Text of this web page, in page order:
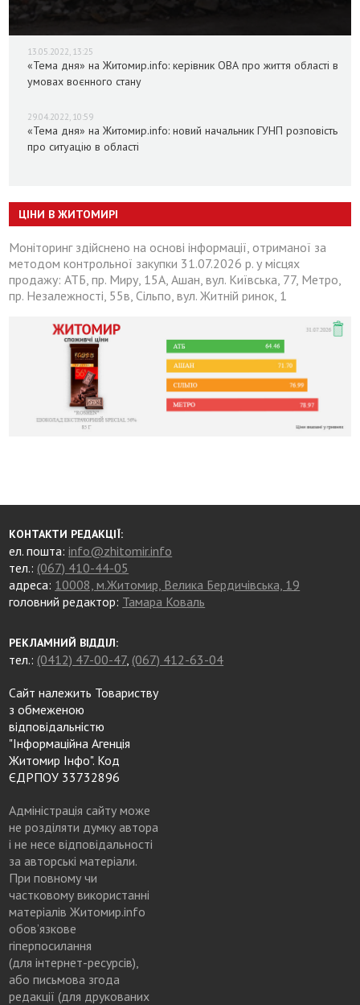
13.05.2022, 13:25
«Тема дня» на Житомир.info: керівник ОВА про життя області в
умовах воєнного стану
29.04.2022, 10:59
«Тема дня» на Житомир.info: новий начальник ГУНП розповість
про ситуацію в області
ЦІНИ В ЖИТОМИРІ
Моніторинг здійснено на основі інформації, отриманої за
методом контрольної закупки 31.07.2026 р. у місцях
продажу: АТБ, пр. Миру, 15А, Ашан, вул. Київська, 77, Метро,
пр. Незалежності, 55в, Сільпо, вул. Житній ринок, 1
КОНТАКТИ РЕДАКЦІЇ:
ел. пошта:info@zhitomir.info
тел.: (067) 410-44-05
адреса: 10008, м.Житомир, Велика Бердичівська, 19
головний редактор: Тамара Коваль
РЕКЛАМНИЙ ВІДДІЛ:
тел.: (0412) 47-00-47, (067) 412-63-04
Сайт належить Товариству
з обмеженою
відповідальністю
"Інформаційна Агенція
Житомир Інфо". Код
ЄДРПОУ 33732896
Адміністрація сайту може
не розділяти думку автора
і не несе відповідальності
за авторські матеріали.
При повному чи
частковому використанні
матеріалів Житомир.info
обов’язкове
гіперпосилання
(для інтернет-ресурсів),
або письмова згода
редакції (для друкованих